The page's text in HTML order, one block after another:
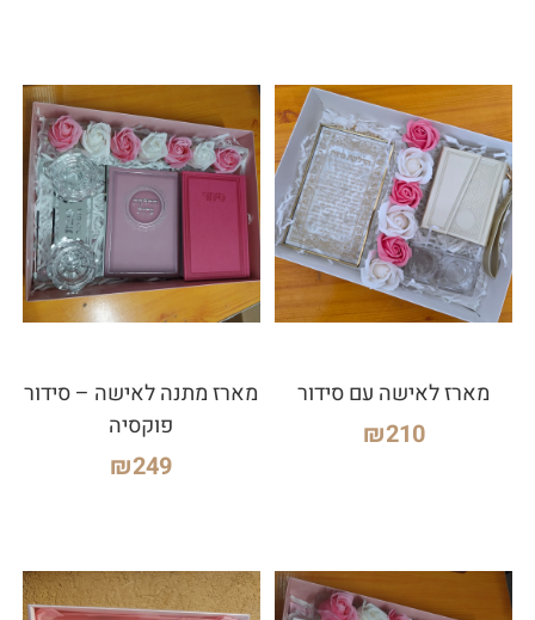
מארז לאישה עם סידור
₪210
מארז מתנה לאישה – סידור
פוקסיה
₪249